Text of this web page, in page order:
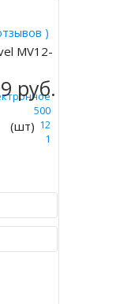
)
Х 340 Х 500
12
1
MV12-
руб.
(шт)